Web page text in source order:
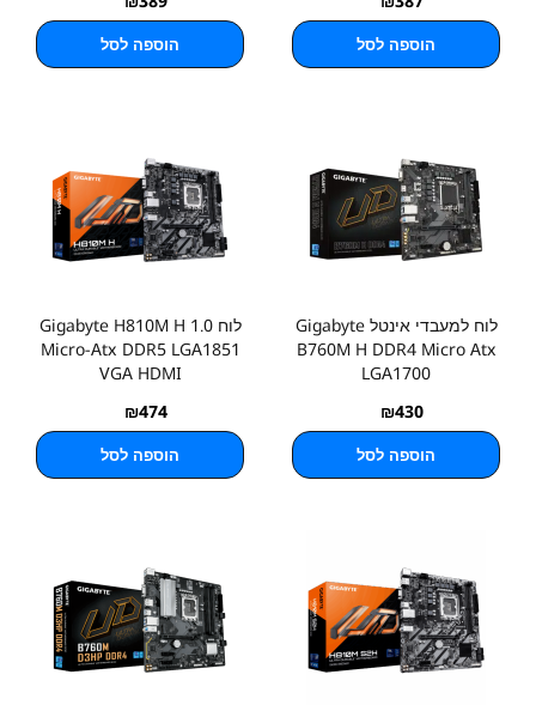
הוספה לסל הוספה לסל
לוח למעבדי אינטל Gigabyte
B760M H DDR4 Micro Atx
LGA1700
₪430
הוספה לסל
לוח Gigabyte H810M H 1.0
Micro-Atx DDR5 LGA1851
VGA HDMI
₪474
הוספה לסל